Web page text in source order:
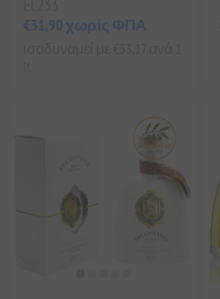
€31,90 χωρίς ΦΠΑ